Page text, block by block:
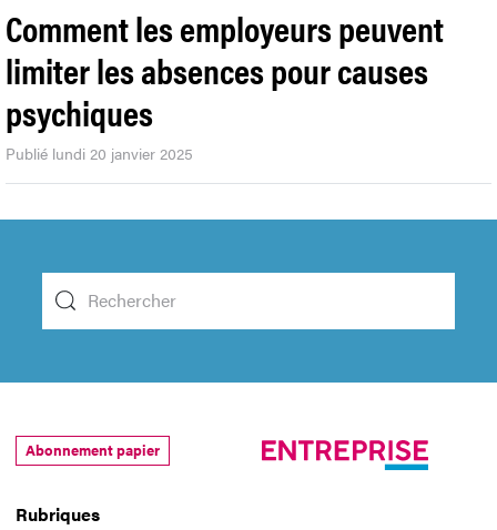
Comment les employeurs peuvent
limiter les absences pour causes
psychiques
Publié lundi 20 janvier 2025
Rubriques
Abonnement papier